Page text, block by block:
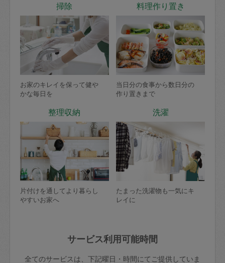
掃除
お家のキレイを保って健や
かな毎日を
料理作り置き
当日分の食事から数日分の
作り置きまで
整理収納
片付けを通してより暮らし
やすいお家へ
洗濯
たまった洗濯物も一気にキ
レイに
サービス利用可能時間
全てのサービスは、下記曜日・時間にてご提供していま